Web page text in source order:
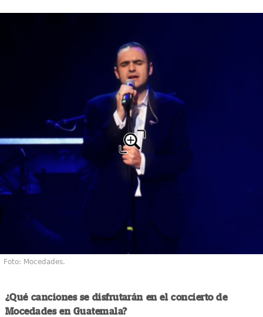
Foto: Mocedades.
¿Qué canciones se disfrutarán en el concierto de
Mocedades en Guatemala?